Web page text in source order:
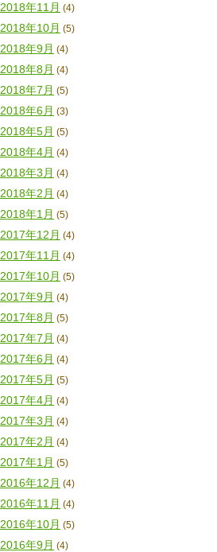
2018年11月 (4)
2018年10月 (5)
2018年9月 (4)
2018年8月 (4)
2018年7月 (5)
2018年6月 (3)
2018年5月 (5)
2018年4月 (4)
2018年3月 (4)
2018年2月 (4)
2018年1月 (5)
2017年12月 (4)
2017年11月 (4)
2017年10月 (5)
2017年9月 (4)
2017年8月 (5)
2017年7月 (4)
2017年6月 (4)
2017年5月 (5)
2017年4月 (4)
2017年3月 (4)
2017年2月 (4)
2017年1月 (5)
2016年12月 (4)
2016年11月 (4)
2016年10月 (5)
2016年9月 (4)